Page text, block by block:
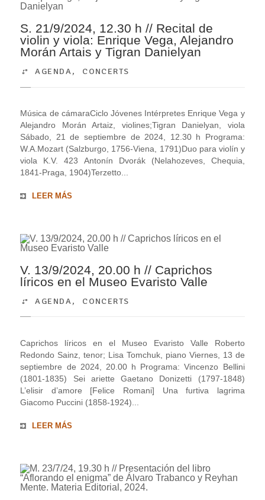
S. 21/9/2024, 12.30 h // Recital de
violin y viola: Enrique Vega, Alejandro
Morán Artais y Tigran Danielyan
AGENDA, CONCERTS
Música de cámaraCiclo Jóvenes Intérpretes Enrique Vega y
Alejandro Morán Artaiz, violines;Tigran Danielyan, viola
Sábado, 21 de septiembre de 2024, 12.30 h Programa:
W.A.Mozart (Salzburgo, 1756-Viena, 1791)Duo para violín y
viola K.V. 423 Antonín Dvorák (Nelahozeves, Chequia,
1841-Praga, 1904)Terzetto...
LEER MÁS
V. 13/9/2024, 20.00 h // Caprichos
líricos en el Museo Evaristo Valle
AGENDA, CONCERTS
Caprichos líricos en el Museo Evaristo Valle Roberto
Redondo Sainz, tenor; Lisa Tomchuk, piano Viernes, 13 de
septiembre de 2024, 20.00 h Programa: Vincenzo Bellini
(1801-1835) Sei ariette Gaetano Donizetti (1797-1848)
L’elisir d’amore [Felice Romani] Una furtiva lagrima
Giacomo Puccini (1858-1924)...
LEER MÁS